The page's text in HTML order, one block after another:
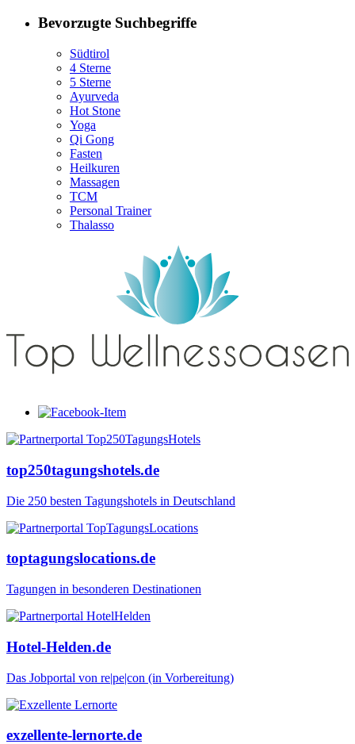
Bevorzugte Suchbegriffe
Südtirol
4 Sterne
5 Sterne
Ayurveda
Hot Stone
Yoga
Qi Gong
Fasten
Heilkuren
Massagen
TCM
Personal Trainer
Thalasso
top250tagungshotels.de
Die 250 besten Tagungshotels in Deutschland
toptagungslocations.de
Tagungen in besonderen Destinationen
Hotel-Helden.de
Das Jobportal von re|pe|con (in Vorbereitung)
exzellente-lernorte.de